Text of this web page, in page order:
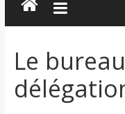
Le